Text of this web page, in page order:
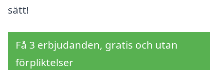
sätt!
Få 3 erbjudanden, gratis och utan
förpliktelser